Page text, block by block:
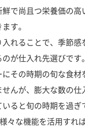
で尚且つ栄養価の
す。
れることで、季節
が仕入れ先選びです。
その時期の旬な食
んが、膨大な数の
ると旬の時期を過ぎ
々な機能を活用すれ